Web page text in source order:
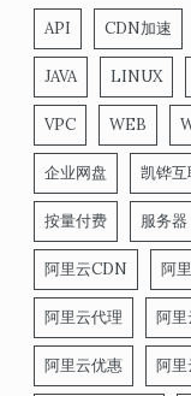
API CDN加速
JAVA LINUX
VPC WEB
企业网盘 凯铧互
按量付费 服务器
阿里云CDN 阿
阿里云代理 阿
阿里云优惠 阿